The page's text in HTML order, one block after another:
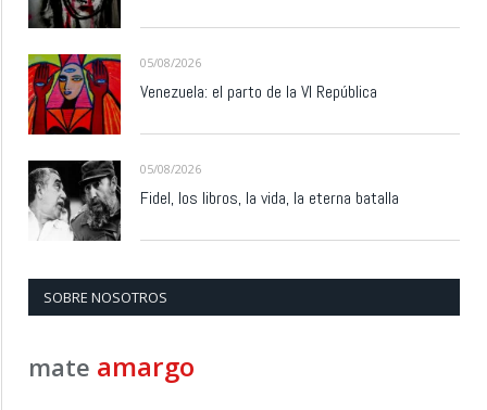
05/08/2026
Venezuela: el parto de la VI República
05/08/2026
Fidel, los libros, la vida, la eterna batalla
SOBRE NOSOTROS
mate amargo